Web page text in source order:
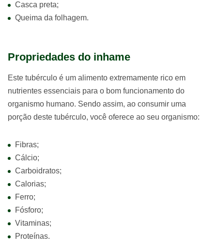
Casca preta;
Queima da folhagem.
Propriedades do inhame
Este tubérculo é um alimento extremamente rico em
nutrientes essenciais para o bom funcionamento do
organismo humano. Sendo assim, ao consumir uma
porção deste tubérculo, você oferece ao seu organismo:
Fibras;
Cálcio;
Carboidratos;
Calorias;
Ferro;
Fósforo;
Vitaminas;
Proteínas.